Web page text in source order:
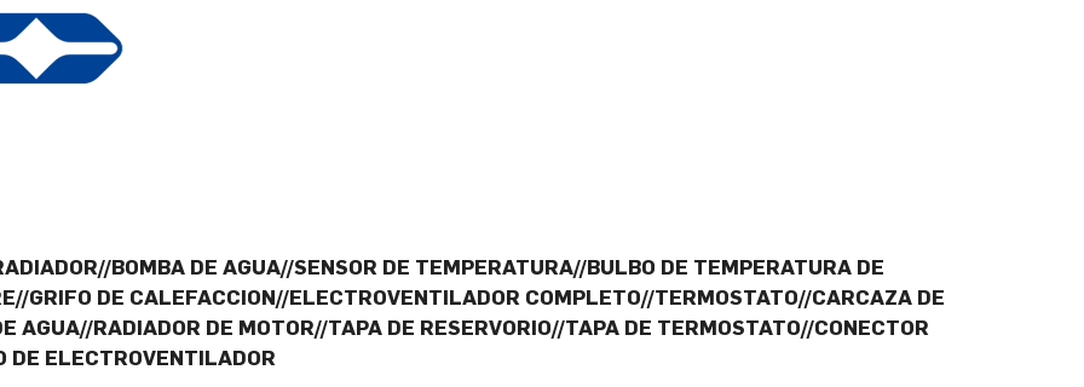
BOMBA DE AGUA//SENSOR DE TEMPERATURA//BULBO DE TEMPERATURA DE
GRIFO DE CALEFACCION//ELECTROVENTILADOR COMPLETO//TERMOSTATO//CARCAZA DE
AGUA//RADIADOR DE MOTOR//TAPA DE RESERVORIO//TAPA DE TERMOSTATO//CONECTOR
DE ELECTROVENTILADOR